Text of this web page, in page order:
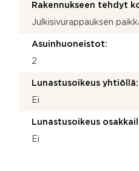
Rakennukseen tehdyt
Julkisivurappauksen
Asuinhuoneistot:
2
Lunastusoikeus yhtiöllä:
Ei
Lunastusoikeus
Ei